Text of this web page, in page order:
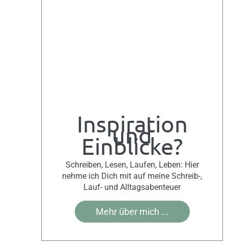
Inspiration
und
Einblicke?
Schreiben, Lesen, Laufen, Leben: Hier
nehme ich Dich mit auf meine Schreib-,
Lauf- und Alltagsabenteuer
Mehr über mich ...